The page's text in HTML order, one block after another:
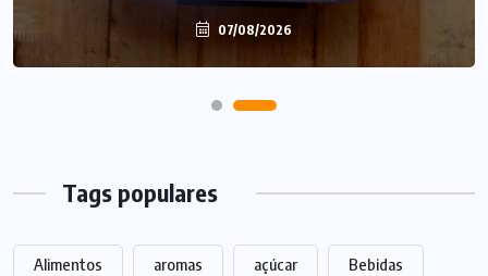
07/08/2026
07/08/2026
Tags populares
Alimentos aromas açúcar Bebidas